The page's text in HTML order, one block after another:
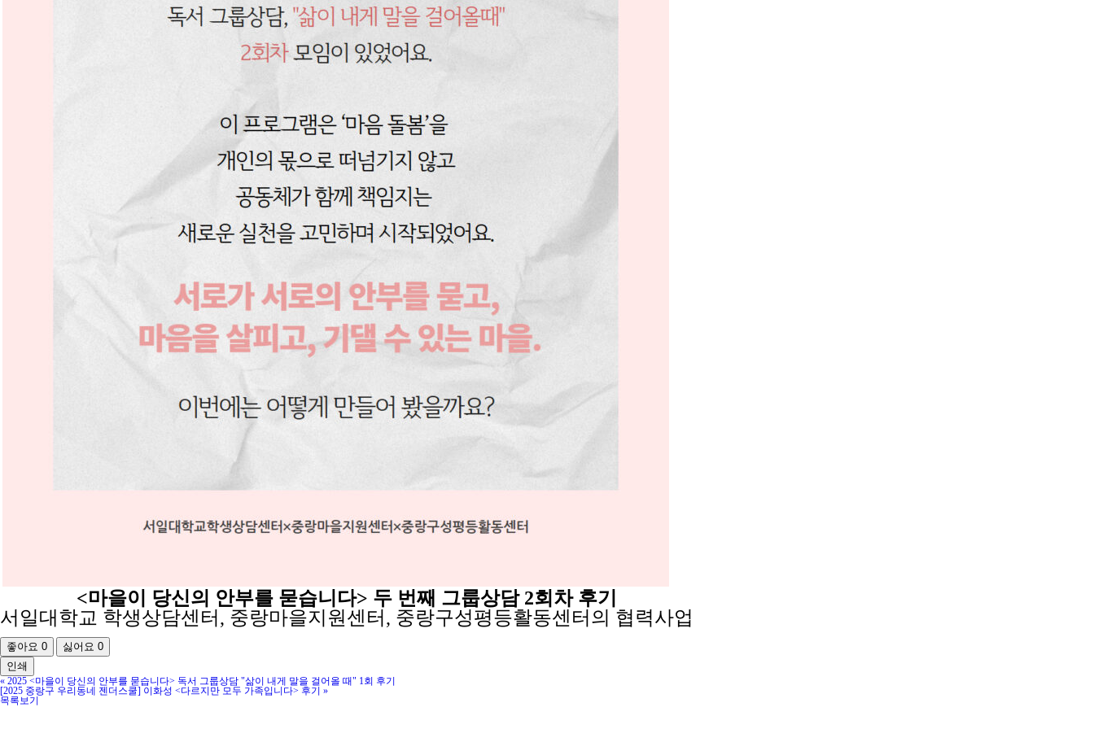
<마을이 당신의 안부를 묻습니다> 두 번째 그룹상담 2회차 후기
서일대학교 학생상담센터, 중랑마을지원센터, 중랑구성평등활동센터의 협력사업
좋아요 0 싫어요 0
인쇄
« 2025 <마을이 당신의 안부를 묻습니다> 독서 그룹상담 "삶이 내게 말을 걸어올 때" 1회 후기
[2025 중랑구 우리동네 젠더스쿨] 이화성 <다르지만 모두 가족입니다> 후기 »
목록보기